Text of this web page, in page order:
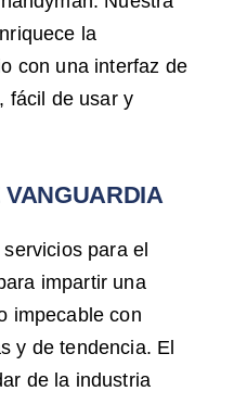
la
con una interfaz de
fácil de usar y
para el
impartir una
impecable con
y de tendencia. El
de la industria